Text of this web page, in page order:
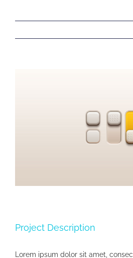
Project Description
Lorem ipsum dolor sit amet,